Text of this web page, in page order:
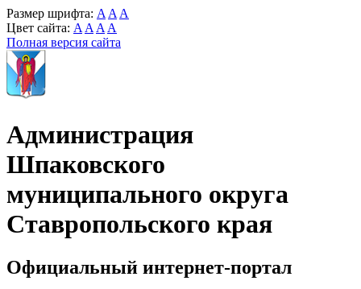
Размер шрифта: A A A
Цвет сайта: A A A A
Полная версия сайта
Администрация
Шпаковского
муниципального округа
Ставропольского края
Официальный интернет-портал